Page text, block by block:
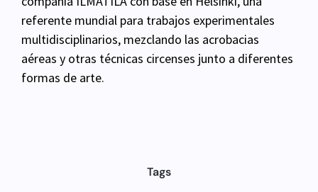
referente mundial para trabajos experimentales
multidisciplinarios, mezclando las acrobacias
aéreas y otras técnicas circenses junto a diferentes
formas de arte.
Tags